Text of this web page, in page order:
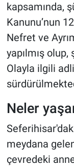
kapsamında,
Kanunu’nun
Nefret ve
yapılmış olup,
Olayla ilgili
Neler
meydana
çevredeki